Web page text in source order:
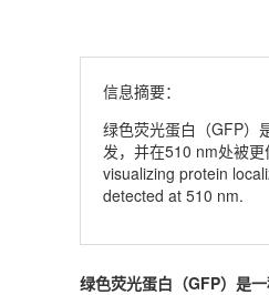
信息摘要：
绿色荧光蛋白（GFP）
发，并在510 nm处被
visualizing protein
detected at 510 nm.
绿色荧光蛋白 （GFP）是